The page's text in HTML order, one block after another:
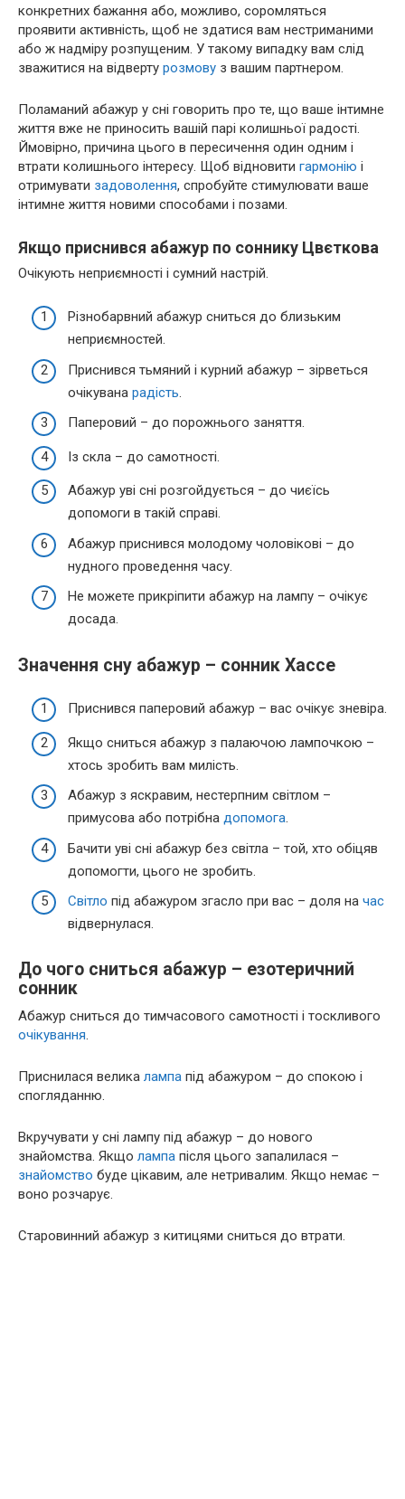
конкретних бажання або, можливо, соромляться
проявити активність, щоб не здатися вам нестриманими
або ж надміру розпущеним. У такому випадку вам слід
зважитися на відверту розмову з вашим партнером.
Поламаний абажур у сні говорить про те, що ваше інтимне
життя вже не приносить вашій парі колишньої радості.
Ймовірно, причина цього в пересичення один одним і
втрати колишнього інтересу. Щоб відновити гармонію і
отримувати задоволення, спробуйте стимулювати ваше
інтимне життя новими способами і позами.
Якщо приснився абажур по соннику Цвєткова
Очікують неприємності і сумний настрій.
Різнобарвний абажур сниться до близьким
неприємностей.
Приснився тьмяний і курний абажур – зірветься
очікувана радість.
Паперовий – до порожнього заняття.
Із скла – до самотності.
Абажур уві сні розгойдується – до чиєїсь
допомоги в такій справі.
Абажур приснився молодому чоловікові – до
нудного проведення часу.
Не можете прикріпити абажур на лампу – очікує
досада.
Значення сну абажур – сонник Хассе
Приснився паперовий абажур – вас очікує зневіра.
Якщо сниться абажур з палаючою лампочкою –
хтось зробить вам милість.
Абажур з яскравим, нестерпним світлом –
примусова або потрібна допомога.
Бачити уві сні абажур без світла – той, хто обіцяв
допомогти, цього не зробить.
Світло під абажуром згасло при вас – доля на час
відвернулася.
До чого сниться абажур – езотеричний
сонник
Абажур сниться до тимчасового самотності і тоскливого
очікування.
Приснилася велика лампа під абажуром – до спокою і
спогляданню.
Вкручувати у сні лампу під абажур – до нового
знайомства. Якщо лампа після цього запалилася –
знайомство буде цікавим, але нетривалим. Якщо немає –
воно розчарує.
Старовинний абажур з китицями сниться до втрати.